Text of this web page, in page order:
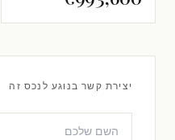
יצירת קשר בנוגע לנכס זה